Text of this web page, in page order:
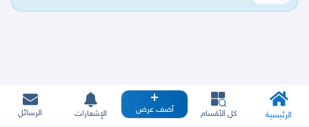
الرئيسية كل الأقسام أضف عرض الإشعارات الرسائل